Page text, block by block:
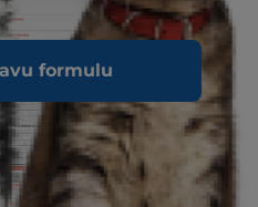
formulu